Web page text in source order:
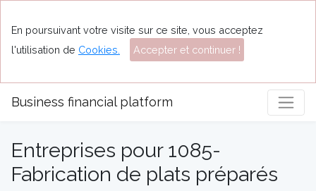
En poursuivant votre visite sur ce site, vous acceptez
l'utilisation de Cookies. Accepter et continuer !
Business financial platform
Entreprises pour 1085-
Fabrication de plats préparés